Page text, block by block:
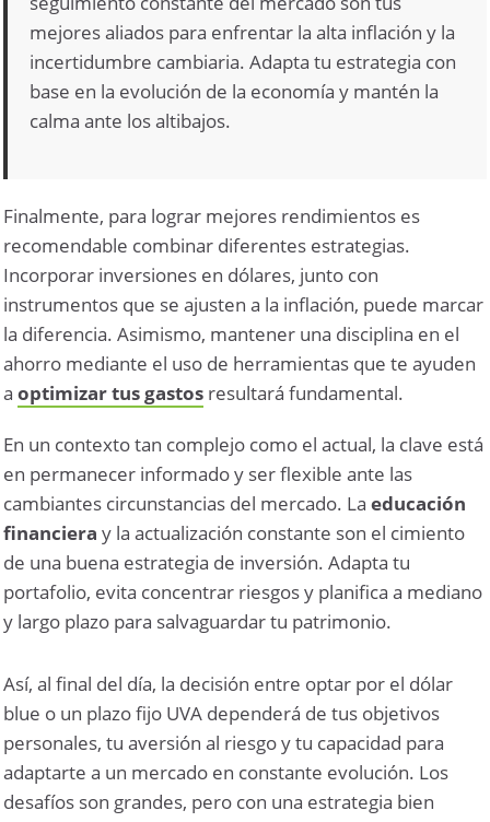
mejores aliados para enfrentar la alta inflación y la
incertidumbre cambiaria. Adapta tu estrategia con
base en la evolución de la economía y mantén la
calma ante los altibajos.
Finalmente, para lograr mejores rendimientos es
recomendable combinar diferentes estrategias.
Incorporar inversiones en dólares, junto con
instrumentos que se ajusten a la inflación, puede marcar
la diferencia. Asimismo, mantener una disciplina en el
ahorro mediante el uso de herramientas que te ayuden
aoptimizar tus gastos resultará fundamental.
En un contexto tan complejo como el actual, la clave está
en permanecer informado y ser flexible ante las
cambiantes circunstancias del mercado. Laeducación
financiera y la actualización constante son el cimiento
de una buena estrategia de inversión. Adapta tu
portafolio, evita concentrar riesgos y planifica a mediano
y largo plazo para salvaguardar tu patrimonio.
Así, al final del día, la decisión entre optar por el dólar
blue o un plazo fijo UVA dependerá de tus objetivos
personales, tu aversión al riesgo y tu capacidad para
adaptarte a un mercado en constante evolución. Los
desafíos son grandes, pero con una estrategia bien